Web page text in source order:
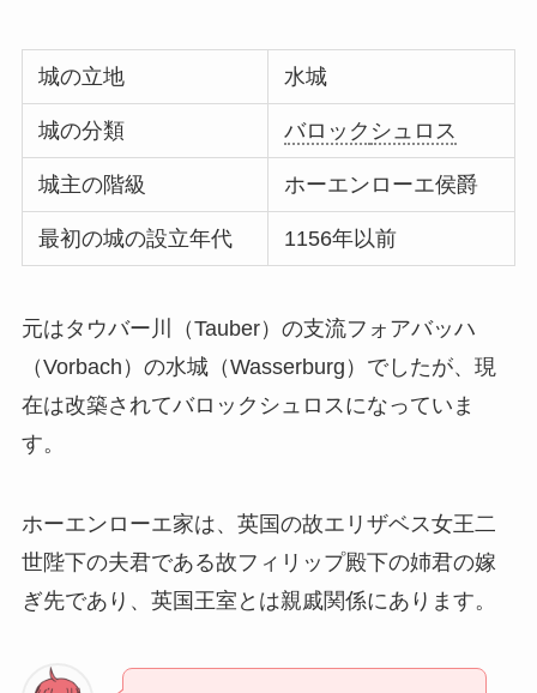
城の立地 水城
城の分類 バロック シュロス
城主の階級 ホーエンローエ侯爵
最初の城の設立年代 1156年以前
元はタウバー川（Tauber）の支流フォアバッハ
（Vorbach）の水城（Wasserburg）でしたが、現
在は改築されてバロックシュロスになっていま
す。
ホーエンローエ家は、英国の故エリザベス女王二
世陛下の夫君である故フィリップ殿下の姉君の嫁
ぎ先であり、英国王室とは親戚関係にあります。